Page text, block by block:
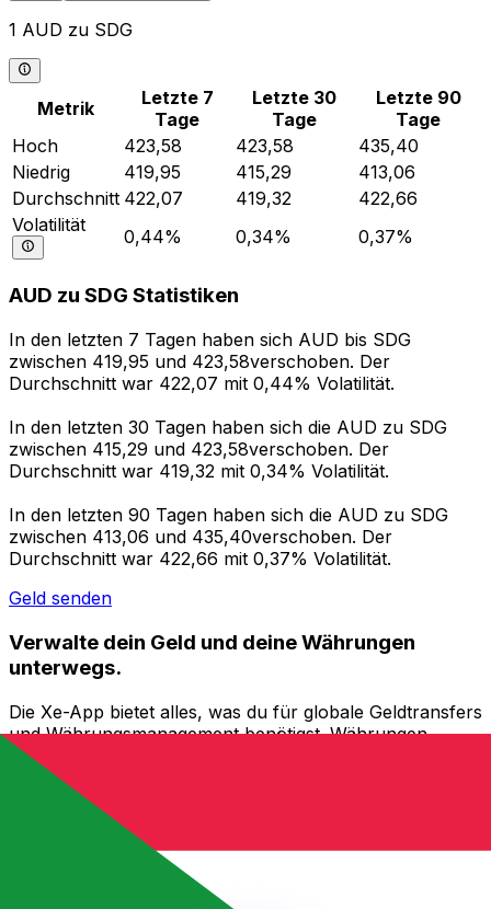
1 AUD zu SDG
Metrik
Letzte 7
Tage
Letzte 30
Tage
Letzte 90
Tage
Hoch
423,58 423,58
435,40
Niedrig
419,95 415,29
413,06
Durchschnitt 422,07 419,32
422,66
Volatilität
0,44% 0,34% 0,37%
AUD zu SDG Statistiken
In den letzten 7 Tagen haben sich AUD bis SDG
zwischen 419,95 und 423,58verschoben. Der
Durchschnitt war 422,07 mit 0,44% Volatilität.
In den letzten 30 Tagen haben sich die AUD zu SDG
zwischen 415,29 und 423,58verschoben. Der
Durchschnitt war 419,32 mit 0,34% Volatilität.
In den letzten 90 Tagen haben sich die AUD zu SDG
zwischen 413,06 und 435,40verschoben. Der
Durchschnitt war 422,66 mit 0,37% Volatilität.
Geld senden
Verwalte dein Geld und deine Währungen
unterwegs.
Die Xe-App bietet alles, was du für globale Geldtransfers
und Währungsmanagement benötigst. Währungen
umrechnen, Kursbenachrichtigungen einrichten und
Geld ins Ausland überweisen, ohne versteckte
Gebühren. Heute herunterladen!